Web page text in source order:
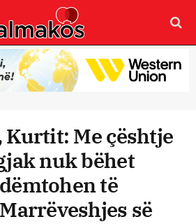
Me çështje
nuk bëhet
të
së